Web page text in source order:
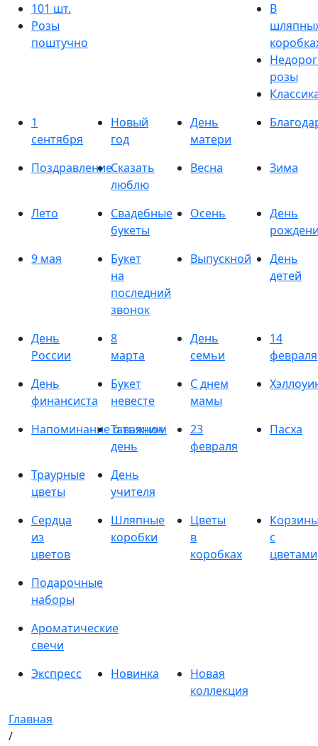
101 шт.
Розы
поштучно
В
розы
1
сентября
Новый
год
День
матери
ПоздравлениеСказать
люблю
Весна Зима
Лето
Свадебные
букеты
Осень
День
9 мая
Букет
на
последний
звонок
Выпускной
День
детей
День
России
8
марта
День
семьи
14
февраля
День
финансиста
Букет
невесте
С днем
мамы
Напоминание о важном
Татьянин
день
23
февраля
Пасха
Траурные
цветы
День
учителя
Сердца
из
цветов
Шляпные
коробки
Цветы
в
коробках
с
цветами
Подарочные
наборы
Ароматические
свечи
Экспресс
Новинка
Новая
коллекция
Главная
/